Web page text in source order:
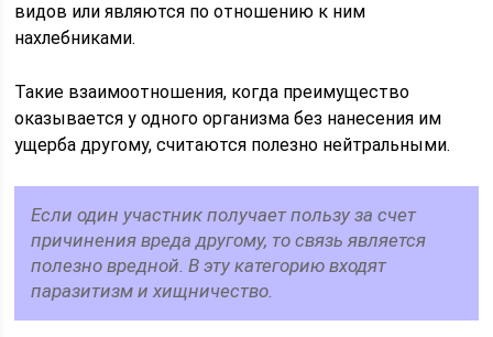
видов или являются по отношению к ним
нахлебниками.
Такие взаимоотношения, когда преимущество
оказывается у одного организма без нанесения им
ущерба другому, считаются полезно нейтральными.
Если один участник получает пользу за счет
причинения вреда другому, то связь является
полезно вредной. В эту категорию входят
паразитизм и хищничество.